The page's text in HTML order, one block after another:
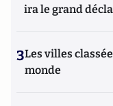
ira le grand
3Les villes
monde